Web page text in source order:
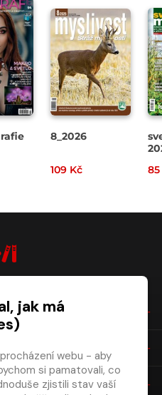
8_2026
109 Kč
85
jak má
webu - aby
si pamatovali, co
zjistili stav vaší